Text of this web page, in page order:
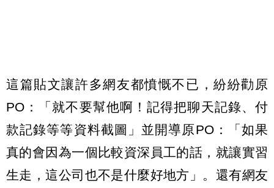
這篇貼文讓許多網友都憤慨不已，紛紛勸原
PO：「就不要幫他啊！記得把聊天記錄、付
款記錄等等資料截圖」並開導原PO：「如果
真的會因為一個比較資深員工的話，就讓實習
生走，這公司也不是什麼好地方」。還有網友